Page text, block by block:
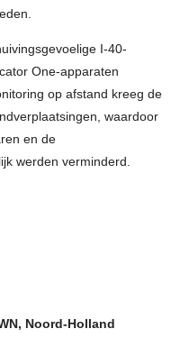
I-40-
One-apparaten
op afstand kreeg de
waardoor
en de
werden verminderd.
Noord-Holland